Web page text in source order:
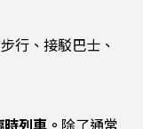
行、接駁巴士、
列車。 除了通常